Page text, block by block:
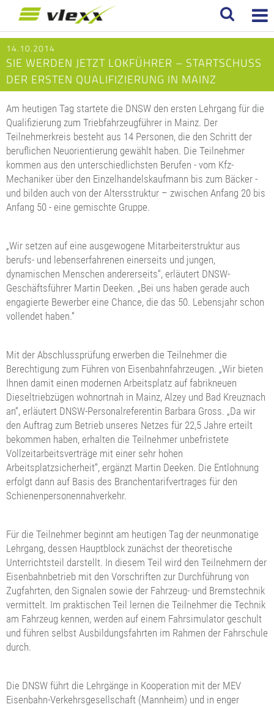
14.10.2014
SIE WERDEN JETZT LOKFÜHRER – STARTSCHUSS
DER ERSTEN QUALIFIZIERUNG IN MAINZ
Am heutigen Tag startete die DNSW den ersten Lehrgang für die
Qualifizierung zum Triebfahrzeugführer in Mainz. Der
Teilnehmerkreis besteht aus 14 Personen, die den Schritt der
beruflichen Neuorientierung gewählt haben. Die Teilnehmer
kommen aus den unterschiedlichsten Berufen - vom Kfz-
Mechaniker über den Einzelhandelskaufmann bis zum Bäcker -
und bilden auch von der Altersstruktur – zwischen Anfang 20 bis
Anfang 50 - eine gemischte Gruppe.
„Wir setzen auf eine ausgewogene Mitarbeiterstruktur aus
berufs- und lebenserfahrenen einerseits und jungen,
dynamischen Menschen andererseits“, erläutert DNSW-
Geschäftsführer Martin Deeken. „Bei uns haben gerade auch
engagierte Bewerber eine Chance, die das 50. Lebensjahr schon
vollendet haben.“
Mit der Abschlussprüfung erwerben die Teilnehmer die
Berechtigung zum Führen von Eisenbahnfahrzeugen. „Wir bieten
Ihnen damit einen modernen Arbeitsplatz auf fabrikneuen
Dieseltriebzügen wohnortnah in Mainz, Alzey und Bad Kreuznach
an“, erläutert DNSW-Personalreferentin Barbara Gross. „Da wir
den Auftrag zum Betrieb unseres Netzes für 22,5 Jahre erteilt
bekommen haben, erhalten die Teilnehmer unbefristete
Vollzeitarbeitsverträge mit einer sehr hohen
Arbeitsplatzsicherheit“, ergänzt Martin Deeken. Die Entlohnung
erfolgt dann auf Basis des Branchentarifvertrages für den
Schienenpersonennahverkehr.
Für die Teilnehmer beginnt am heutigen Tag der neunmonatige
Lehrgang, dessen Hauptblock zunächst der theoretische
Unterrichtsteil darstellt. In diesem Teil wird den Teilnehmern der
Eisenbahnbetrieb mit den Vorschriften zur Durchführung von
Zugfahrten, den Signalen sowie der Fahrzeug- und Bremstechnik
vermittelt. Im praktischen Teil lernen die Teilnehmer die Technik
am Fahrzeug kennen, werden auf einem Fahrsimulator geschult
und führen selbst Ausbildungsfahrten im Rahmen der Fahrschule
durch.
Die DNSW führt die Lehrgänge in Kooperation mit der MEV
Eisenbahn-Verkehrsgesellschaft (Mannheim) und in enger